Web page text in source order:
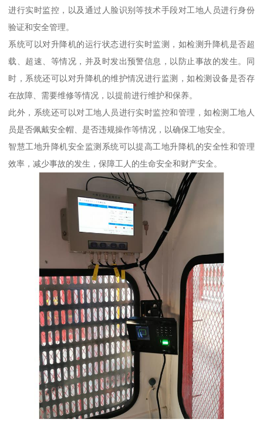
进行实时监控，以及通过人脸识别等技术手段对工地人员进行身份
验证和安全管理。
系统可以对升降机的运行状态进行实时监测，如检测升降机是否超
载、超速、等情况，并及时发出预警信息，以防止事故的发生。同
时，系统还可以对升降机的维护情况进行监测，如检测设备是否存
在故障、需要维修等情况，以提前进行维护和保养。
此外，系统还可以对工地人员进行实时监控和管理，如检测工地人
员是否佩戴安全帽、是否违规操作等情况，以确保工地安全。
智慧工地升降机安全监测系统可以提高工地升降机的安全性和管理
效率，减少事故的发生，保障工人的生命安全和财产安全。